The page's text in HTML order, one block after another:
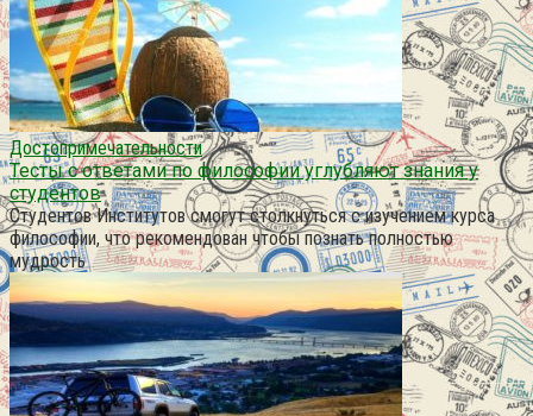
Достопримечательности
Тесты с ответами по философии углубляют знания у
студентов
Студентов Институтов смогут столкнуться с изучением курса
философии, что рекомендован чтобы познать полностью
мудрость